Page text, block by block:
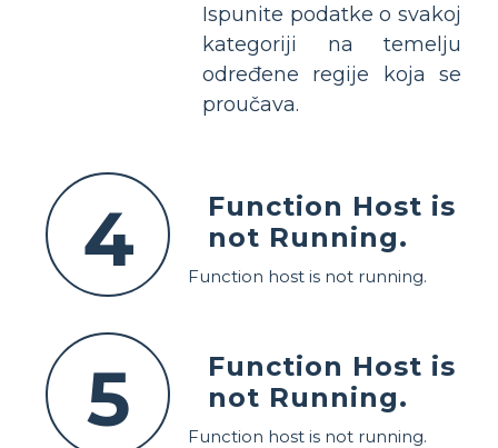
Ispunite podatke o svakoj
kategoriji na temelju
određene regije koja se
proučava.
4
Function Host is
not Running.
Function host is not running.
5
Function Host is
not Running.
Function host is not running.